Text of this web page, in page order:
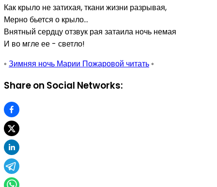
Как крыло не затихая, ткани жизни разрывая,
Мерно бьется о крыло...
Внятный сердцу отзвук рая затаила ночь немая
И во мгле ее - светло!
◦ Зимняя ночь Марии Пожаровой читать ◦
Share on Social Networks: